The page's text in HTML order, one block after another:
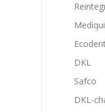
DKL
Safco
DKL-